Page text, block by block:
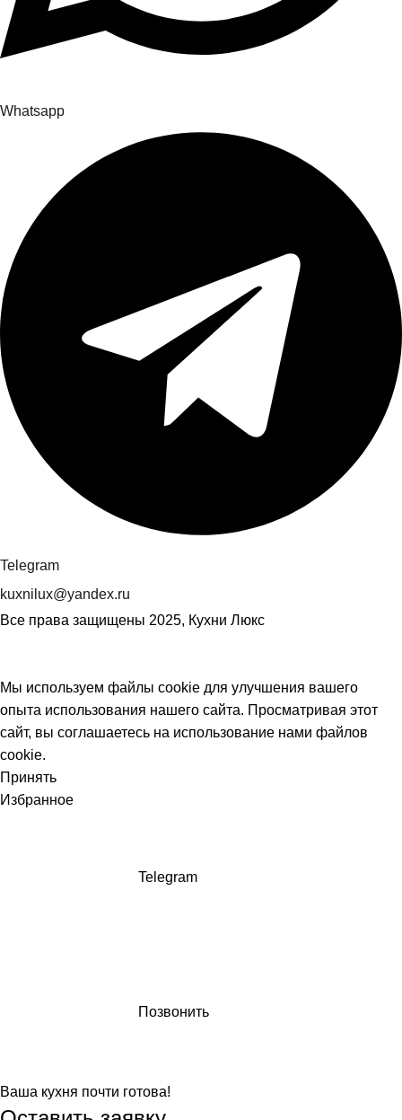
Whatsapp
Telegram
kuxnilux@yandex.ru
Все права защищены 2025, Кухни Люкс
Мы используем файлы cookie для улучшения вашего
опыта использования нашего сайта. Просматривая этот
сайт, вы соглашаетесь на использование нами файлов
cookie.
Принять
Избранное
Telegram
Позвонить
Ваша кухня почти готова!